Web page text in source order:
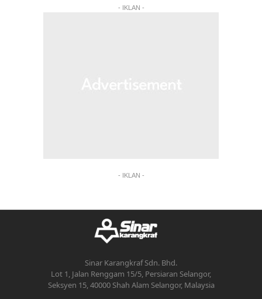
- IKLAN -
- IKLAN -
Sinar Karangkraf Sdn. Bhd.
Lot 1, Jalan Renggam 15/5, Persiaran Selangor,
Seksyen 15, 40000 Shah Alam Selangor, Malaysia